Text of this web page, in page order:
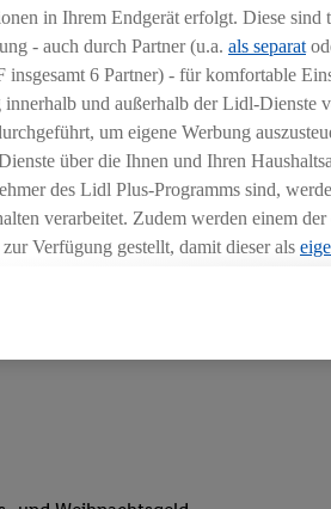
theoretischer und praktischer Teil)
Welt des Handels
Verantwortungsbereitschaft
etwas zu bewegen
der Öffnungszeiten deiner Filiale
in Ihrem Endgerät erfolgt. Diese
- auch durch Partner (u.a. als separat
6 Partner) - für komfortable
innerhalb und außerhalb der Lidl-Dienste
um eigene Werbung
über die Ihnen und Ihren
des Lidl Plus-Programms sind,
verarbeitet. Zudem werden einem
Verfügung gestellt, damit dieser als
personalisierter Werbung basiert
Profilen. Dies umfasst die
in den Lidl-Diensten,
Sicherung und Optimierung dieser